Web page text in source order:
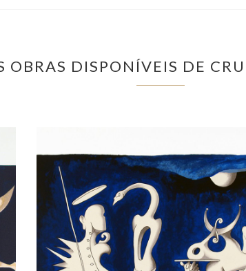
OBRAS DISPONÍVEIS DE